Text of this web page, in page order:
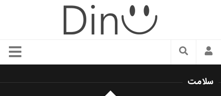
سبک زندگی
سلامت